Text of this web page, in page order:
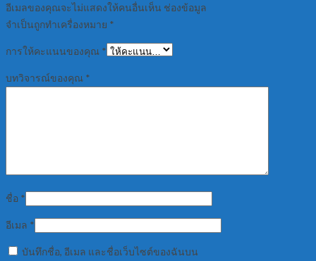
อีเมลของคุณจะไม่แสดงให้คนอื่นเห็น ช่องข้อมูล
จำเป็นถูกทำเครื่องหมาย *
การให้คะแนนของคุณ *
บทวิจารณ์ของคุณ *
ชื่อ *
อีเมล *
บันทึกชื่อ, อีเมล และชื่อเว็บไซต์ของฉันบน